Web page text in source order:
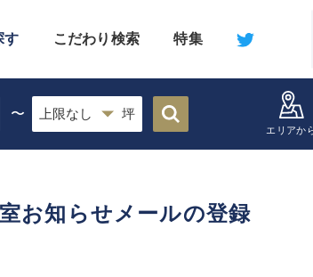
す こだわり検索 特集
エリアか
〜
お知らせメールの登録